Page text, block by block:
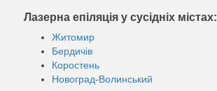
Лазерна епіляція у сусідніх містах:
Житомир
Бердичів
Коростень
Новоград-Волинський